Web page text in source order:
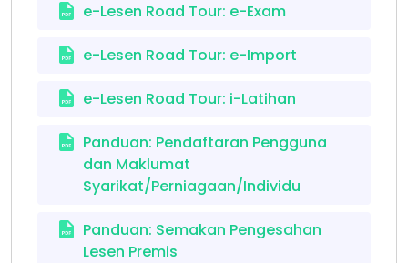
e-Lesen Road Tour: e-Exam
e-Lesen Road Tour: e-Import
e-Lesen Road Tour: i-Latihan
Panduan: Pendaftaran Pengguna
dan Maklumat
Syarikat/Perniagaan/Individu
Panduan: Semakan Pengesahan
Lesen Premis